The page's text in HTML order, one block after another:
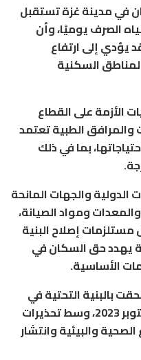
في مدينة غزة تستقبل
مياه الصرف يوميًا، وأن
يؤدي إلى ارتفاع
السكنية
الأزمة على القطاع
الطبية تعتمد
بما في ذلك
والجهات المانحة
ومواد الصيانة،
إصلاح البنية
يهدد حق السكان في
الأساسية.
بالبنية التحتية في
قطاع غزة منذ اندلاع الحرب في أكتوبر 2023، وسط تحذيرات
والبيئية وانتشار